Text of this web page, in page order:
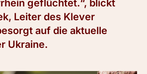
geflüchtet.“, blickt
Leiter des Klever
auf die aktuelle
Ukraine.